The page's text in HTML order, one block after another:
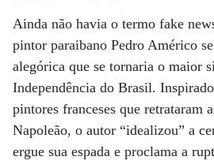
Ainda não havia o termo fake
pintor paraibano Pedro Américo
alegórica que se tornaria o maior
Independência do Brasil.
pintores franceses que retrataram
Napoleão, o autor “idealizou” a
ergue sua espada e proclama a